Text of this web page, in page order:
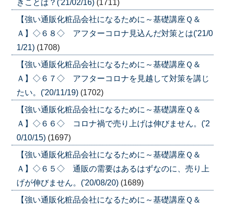
きことは？('21/02/16) (1711)
【強い通販化粧品会社になるために～基礎講座Ｑ＆
Ａ】◇６８◇ アフターコロナ見込んだ対策とは('21/0
1/21) (1708)
【強い通販化粧品会社になるために～基礎講座Ｑ＆
Ａ】◇６７◇ アフターコロナを見越して対策を講じ
たい。('20/11/19) (1702)
【強い通販化粧品会社になるために～基礎講座Ｑ＆
Ａ】◇６６◇ コロナ禍で売り上げは伸びません。('2
0/10/15) (1697)
【強い通販化粧品会社になるために～基礎講座Ｑ＆
Ａ】◇６５◇ 通販の需要はあるはずなのに、売り上
げが伸びません。('20/08/20) (1689)
【強い通販化粧品会社になるために～基礎講座Ｑ＆